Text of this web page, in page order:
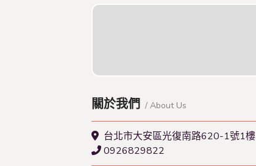
關於我們 / About Us
台北市大安區光復南路620-1號1樓
0926829822